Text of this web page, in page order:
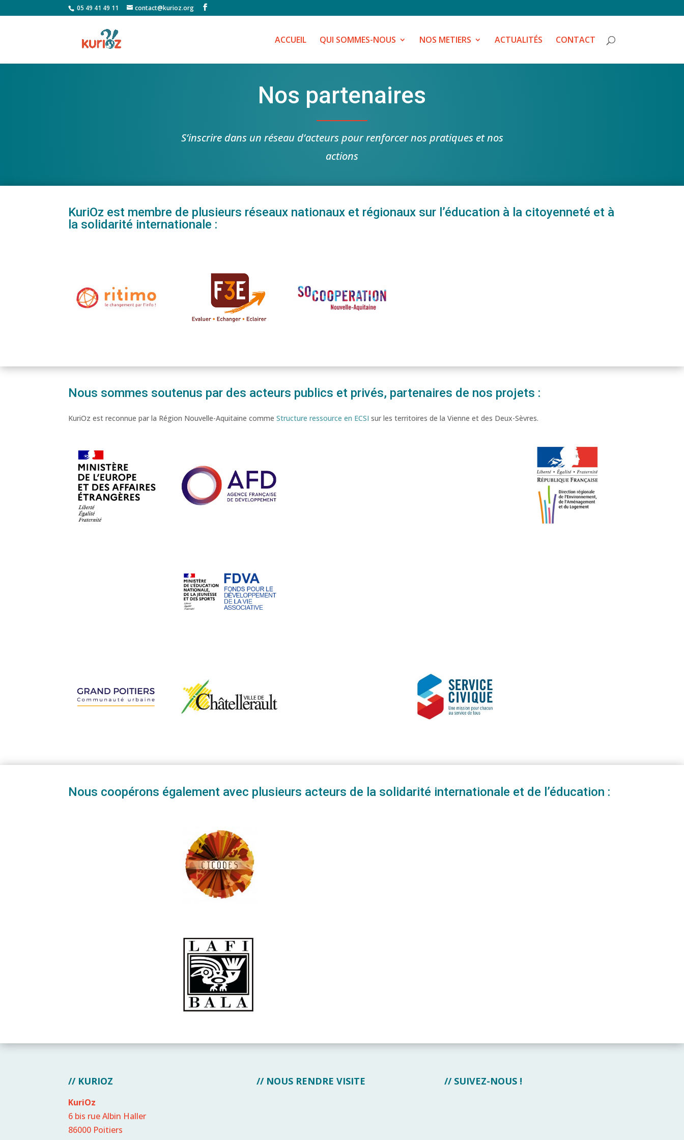
05 49 41 49 11 contact@kurioz.org
ACCUEIL QUI SOMMES-NOUS NOS METIERS ACTUALITÉS CONTACT
Nos partenaires
S’inscrire dans un réseau d’acteurs pour renforcer nos pratiques et nos
actions
KuriOz est membre de plusieurs réseaux nationaux et régionaux sur l’éducation à la citoyenneté et à
la solidarité internationale :
Nous sommes soutenus par des acteurs publics et privés, partenaires de nos projets :
KuriOz est reconnue par la Région Nouvelle-Aquitaine commeStructure ressource en ECSI sur les territoires de la Vienne et des Deux-Sèvres.
Nous coopérons également avec plusieurs acteurs de la solidarité internationale et de l’éducation :
// KURIOZ
KuriOz
6 bis rue Albin Haller
86000 Poitiers
// NOUS RENDRE VISITE // SUIVEZ-NOUS !